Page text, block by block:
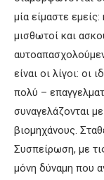
μία είμαστε
μισθωτοί και
είναι οι λίγοι: οι
πολύ –
συναγελάζονται
βιομηχάνους.
Συσπείρωση, με
μόνη δύναμη που